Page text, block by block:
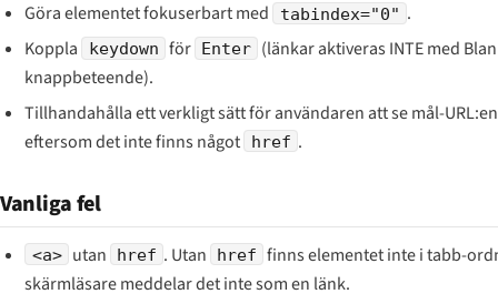
Göra elementet fokuserbart med
tabindex="0" .
Koppla
keydown för Enter (länkar aktiveras INTE med
knappbeteende).
Tillhandahålla ett verkligt sätt för användaren att se mål-
eftersom det inte finns något
href .
Vanliga fel
<a> utan href . Utan href finns elementet inte i tabb-
skärmläsare meddelar det inte som en länk.